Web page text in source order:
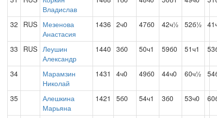
Владислав
32 RUS Мезенова
Анастасия
1436 2ч0 47б0 42ч½ 52б½
33 RUS Леушин
Александр
1440 3б0 50ч1 59б0 51ч1
34
Марамзин
Николай
1431 4ч0 49б0 44ч0 60ч½
35
Алешкина
Марьяна
1421 5б0 54ч1 3б0 53ч0